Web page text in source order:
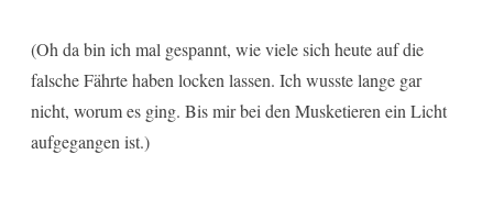
(Oh da bin ich mal gespannt, wie viele sich heute auf die
falsche Fährte haben locken lassen. Ich wusste lange gar
nicht, worum es ging. Bis mir bei den Musketieren ein Licht
aufgegangen ist.)